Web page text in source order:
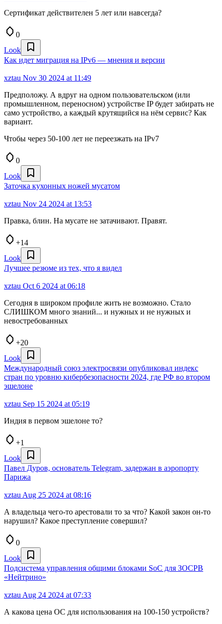
Сертификат действителен 5 лет или навсегда?
0
Look
Как идет миграция на IPv6 — мнения и версии
xztau Nov 30 2024 at 11:49
Предположу. А вдруг на одном пользовательском (или
промышленном, переносном) устройстве IP будет забирать не
само устройство, а каждый крутящийся на нём сервис? Как
вариант.
Чтобы через 50-100 лет не переезжать на IPv7
0
Look
Заточка кухонных ножей мусатом
xztau Nov 24 2024 at 13:53
Правка, блин. На мусате не затачивают. Правят.
+14
Look
Лучшее резюме из тех, что я видел
xztau Oct 6 2024 at 06:18
Сегодня в широком профиле жить не возможно. Стало
СЛИШКОМ много знаний... и нужных и не нужных и
невостребованных
+20
Look
Международный союз электросвязи опубликовал индекс
стран по уровню кибербезопасности 2024, где РФ во втором
эшелоне
xztau Sep 15 2024 at 05:19
Индия в первом эшелоне то?
+1
Look
Павел Дуров, основатель Telegram, задержан в аэропорту
Парижа
xztau Aug 25 2024 at 08:16
А владельца чего-то арестовали то за что? Какой закон он-то
нарушил? Какое преступление совершил?
0
Look
Подсистема управления общими блоками SoC для ЗОСРВ
«Нейтрино»
xztau Aug 24 2024 at 07:33
А какова цена ОС для использования на 100-150 устройств?